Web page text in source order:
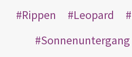
Rippen
Leopard
Sonnenuntergang